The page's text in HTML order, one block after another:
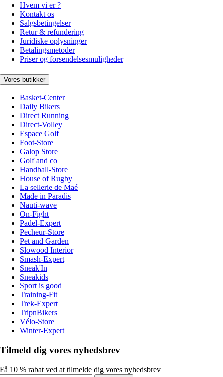
Hvem vi er ?
Kontakt os
Salgsbetingelser
Retur & refundering
Juridiske oplysninger
Betalingsmetoder
Priser og forsendelsesmuligheder
Vores butikker
Basket-Center
Daily Bikers
Direct Running
Direct-Volley
Espace Golf
Foot-Store
Galop Store
Golf and co
Handball-Store
House of Rugby
La sellerie de Maé
Made in Paradis
Nauti-wave
On-Fight
Padel-Expert
Pecheur-Store
Pet and Garden
Slowood Interior
Smash-Expert
Sneak'In
Sneakids
Sport is good
Training-Fit
Trek-Expert
TripnBikers
Vélo-Store
Winter-Expert
Tilmeld dig vores nyhedsbrev
Få 10 % rabat ved at tilmelde dig vores nyhedsbrev